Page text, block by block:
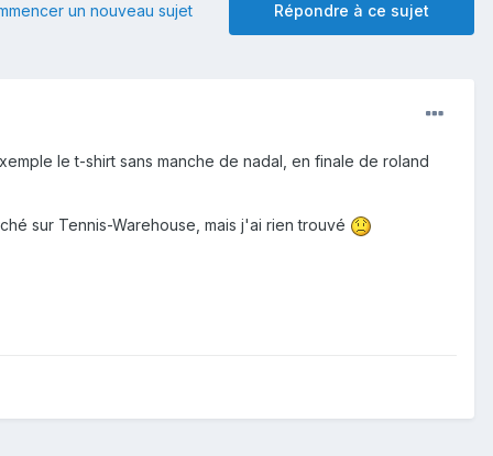
Répondre à ce sujet
un nouveau sujet
le t-shirt sans manche de nadal, en finale de roland
sur Tennis-Warehouse, mais j'ai rien trouvé